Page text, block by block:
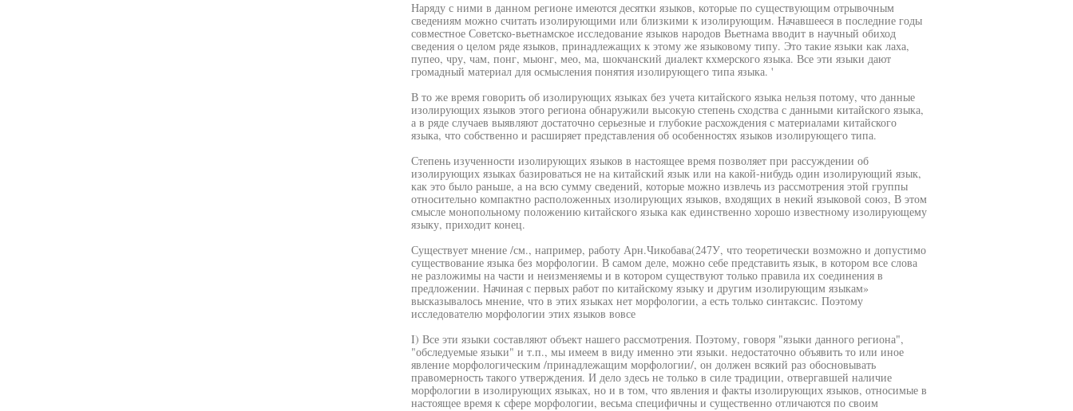
Наряду с ними в данном регионе имеются десятки языков, которые по существующим отрывочным
сведениям можно считать изолирующими или близкими к изолирующим. Начавшееся в последние годы
совместное Советско-вьетнамское исследование языков народов Вьетнама вводит в научный обиход
сведения о целом ряде языков, принадлежащих к этому же языковому типу. Это такие языки как лаха,
пупео, чру, чам, понг, мыонг, мео, ма, шокчанский диалект кхмерского языка. Все эти языки дают
громадный материал для осмысления понятия изолирующего типа языка. '
В то же время говорить об изолирующих языках без учета китайского языка нельзя потому, что данные
изолирующих языков этого региона обнаружили высокую степень сходства с данными китайского языка,
а в ряде случаев выявляют достаточно серьезные и глубокие расхождения с материалами китайского
языка, что собственно и расширяет представления об особенностях языков изолирующего типа.
Степень изученности изолирующих языков в настоящее время позволяет при рассуждении об
изолирующих языках базироваться не на китайский язык или на какой-нибудь один изолирующий язык,
как это было раньше, а на всю сумму сведений, которые можно извлечь из рассмотрения этой группы
относительно компактно расположенных изолирующих языков, входящих в некий языковой союз, В этом
смысле монопольному положению китайского языка как единственно хорошо известному изолирующему
языку, приходит конец.
Существует мнение /см., например, работу Арн.Чикобава(247У, что теоретически возможно и допустимо
существование языка без морфологии. В самом деле, можно себе представить язык, в котором все слова
не разложимы на части и неизменяемы и в котором существуют только правила их соединения в
предложении. Начиная с первых работ по китайскому языку и другим изолирующим языкам»
высказывалось мнение, что в этих языках нет морфологии, а есть только синтаксис. Поэтому
исследователю морфологии этих языков вовсе
I) Все эти языки составляют объект нашего рассмотрения. Поэтому, говоря "языки данного региона",
"обследуемые языки" и т.п., мы имеем в виду именно эти языки. недостаточно объявить то или иное
явление морфологическим /принадлежащим морфологии/, он должен всякий раз обосновывать
правомерность такого утверждения. И дело здесь не только в силе традиции, отвергавшей наличие
морфологии в изолирующих языках, но и в том, что явления и факты изолирующих языков, относимые в
настоящее время к сфере морфологии, весьма специфичны и существенно отличаются по своим